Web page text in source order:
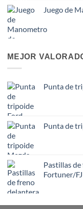
Juego de
MEJOR
Punta de
Punta de
Pastillas
Fortuner/FJ